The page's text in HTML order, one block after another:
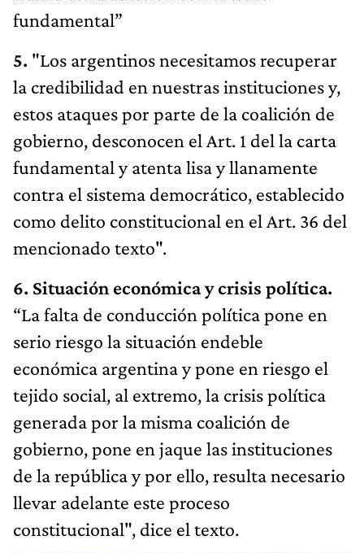
fundamental”
5. "Los argentinos necesitamos recuperar
la credibilidad en nuestras instituciones y,
estos ataques por parte de la coalición de
gobierno, desconocen el Art. 1 del la carta
fundamental y atenta lisa y llanamente
contra el sistema democrático, establecido
como delito constitucional en el Art. 36 del
mencionado texto".
6. Situación económica y crisis política.
“La falta de conducción política pone en
serio riesgo la situación endeble
económica argentina y pone en riesgo el
tejido social, al extremo, la crisis política
generada por la misma coalición de
gobierno, pone en jaque las instituciones
de la república y por ello, resulta necesario
llevar adelante este proceso
constitucional", dice el texto.